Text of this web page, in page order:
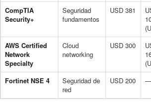
CompTIA
Security+
Seguridad
fundamentos
USD 381
AWS Certified
Network
Specialty
Cloud
networking
USD 300
Fortinet NSE 4
Seguridad de
red
USD 200 —